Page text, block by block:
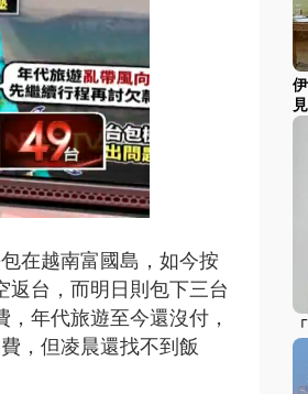
在越南富國島，如今按
返台，而明日則包下三台
年代旅遊至今還沒付，
，但凌晨還找不到飯
見